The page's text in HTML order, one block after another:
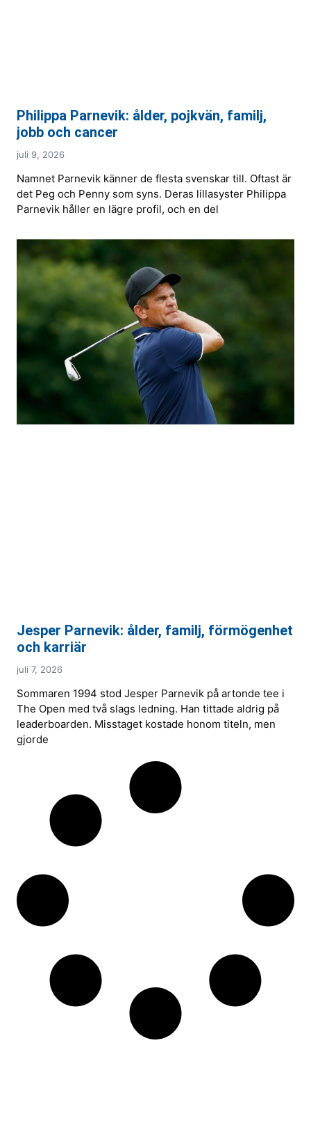
Philippa Parnevik: ålder, pojkvän, familj,
jobb och cancer
juli 9, 2026
Namnet Parnevik känner de flesta svenskar till. Oftast är
det Peg och Penny som syns. Deras lillasyster Philippa
Parnevik håller en lägre profil, och en del
Jesper Parnevik: ålder, familj, förmögenhet
och karriär
juli 7, 2026
Sommaren 1994 stod Jesper Parnevik på artonde tee i
The Open med två slags ledning. Han tittade aldrig på
leaderboarden. Misstaget kostade honom titeln, men
gjorde